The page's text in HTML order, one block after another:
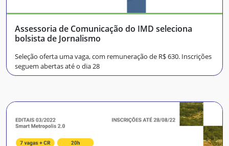
Assessoria de Comunicação do IMD seleciona
bolsista de Jornalismo
Seleção oferta uma vaga, com remuneração de R$ 630. Inscrições
seguem abertas até o dia 28